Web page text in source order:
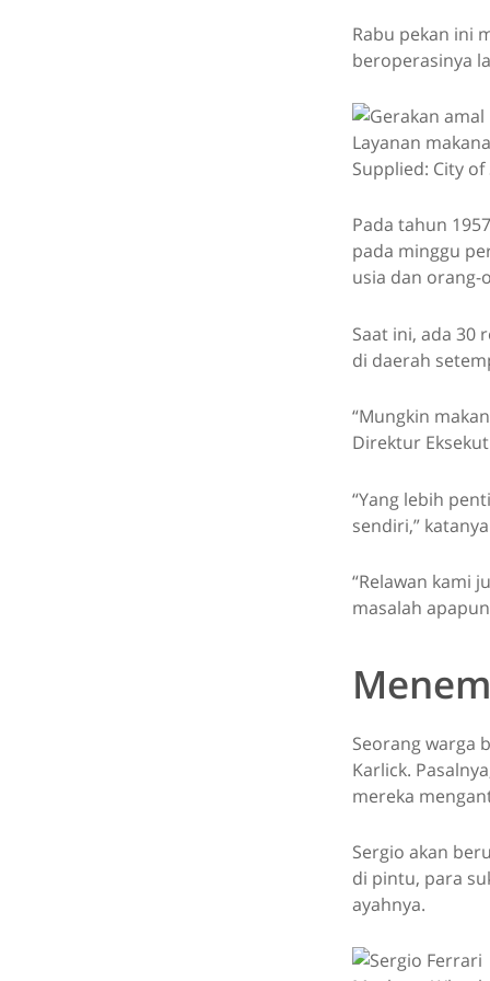
Rabu pekan ini
beroperasinya
Layanan
Supplied: City
Pada tahun
pada minggu
usia dan orang-
Saat ini, ada 30
di daerah
“Mungkin
Direktur
“Yang lebih
sendiri,”
“Relawan kami
masalah
Seorang warga
Karlick.
mereka
Sergio akan
di pintu, para
ayahnya.